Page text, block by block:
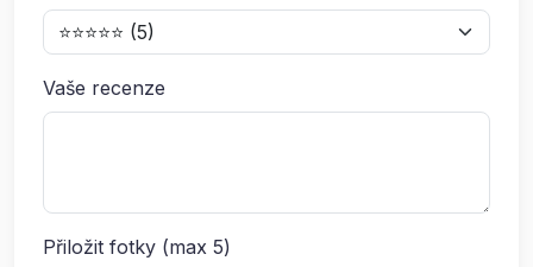
Vaše recenze
Přiložit fotky (max 5)